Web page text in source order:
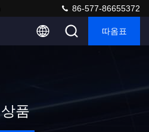
86-577-86655372
따옴표
상품